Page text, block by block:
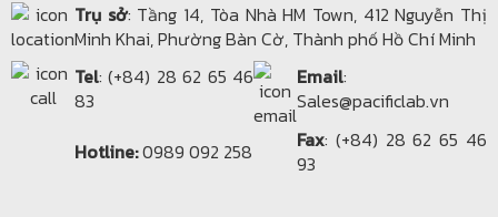
Trụ sở: Tầng 14, Tòa Nhà HM Town, 412 Nguyễn Thị
Minh Khai, Phường Bàn Cờ, Thành phố Hồ Chí Minh
Tel: (+84) 28 62 65 46
83
Email:
Sales@pacificlab.vn
Hotline:0989 092 258 Fax: (+84) 28 62 65 46
93